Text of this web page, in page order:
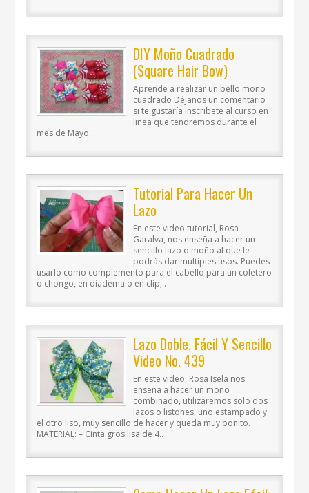
DIY Moño Cuadrado
(Square Hair Bow)
Aprende a realizar un bello moño
cuadrado Déjanos un comentario
si te gustaría inscribete al curso en
linea que tendremos durante el
mes de Mayo:..
Tutorial Para Hacer Un
Lazo
En este video tutorial, Rosa
Garalva, nos enseña a hacer un
sencillo lazo o moño al que le
podrás dar múltiples usos. Puedes
usarlo como complemento para el cabello para un coletero
o chongo, en diadema o en clip;..
Lazo Doble, Fácil Y Sencillo
Video No. 439
En este video, Rosa Isela nos
enseña a hacer un moño
combinado, utilizaremos solo dos
lazos o listones, uno estampado y
el otro liso, muy sencillo de hacer y queda muy bonito.
MATERIAL: – Cinta gros lisa de 4..